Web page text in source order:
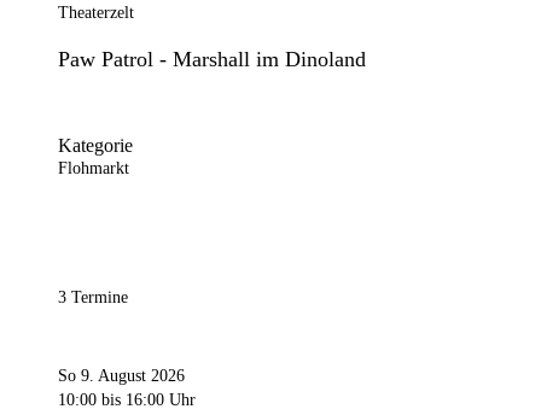
Theaterzelt
Paw Patrol - Marshall im Dinoland
Kategorie
Flohmarkt
3 Termine
So 9. August 2026
10:00 bis 16:00 Uhr